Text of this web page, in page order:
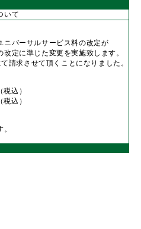
いて
ニバーサルサービス料の改定が
定に準じた変更を実施致します。
請求させて頂くことになりました。
込）
込）